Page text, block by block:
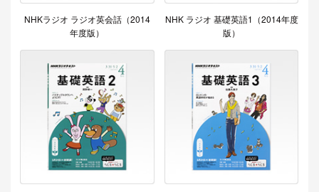
NHKラジオ ラジオ英会話（2014
年度版）
NHK ラジオ 基礎英語1（2014年度
版）